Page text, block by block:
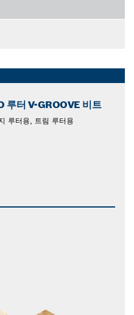
루터 V-GROOVE 비트
루터용, 트림 루터용